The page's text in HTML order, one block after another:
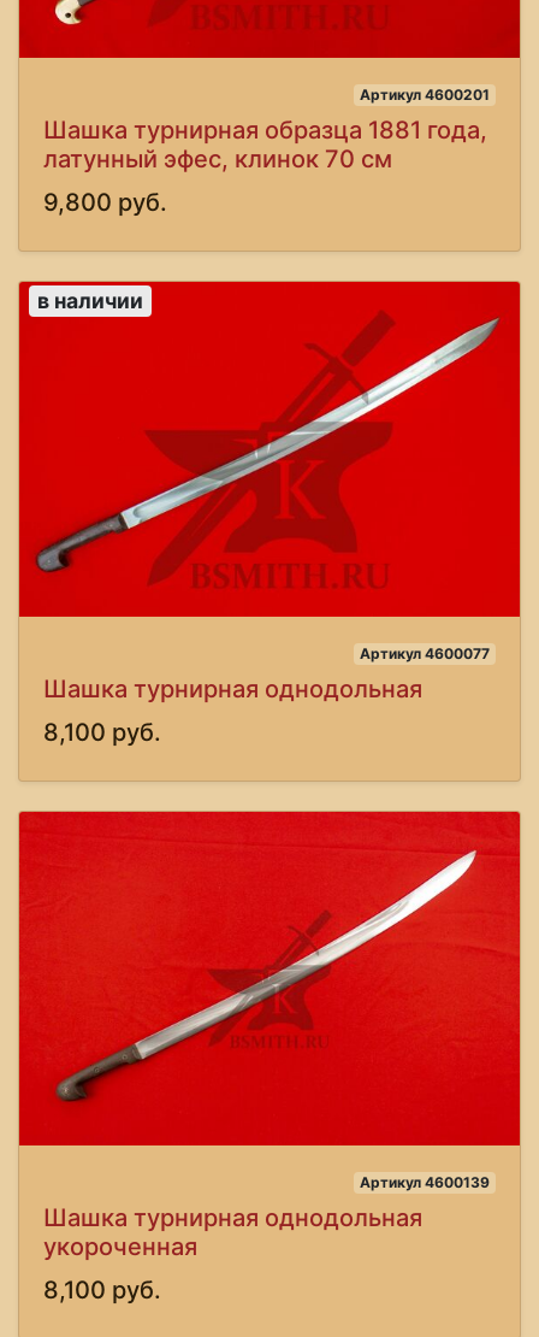
Артикул 4600201
Шашка турнирная образца 1881 года,
латунный эфес, клинок 70 см
9,800 руб.
в наличии
Артикул 4600077
Шашка турнирная однодольная
8,100 руб.
Артикул 4600139
Шашка турнирная однодольная
укороченная
8,100 руб.